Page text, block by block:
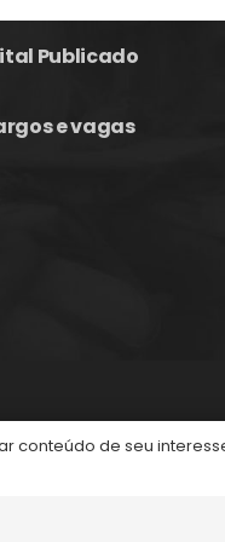
Publicado
e vagas
de seu